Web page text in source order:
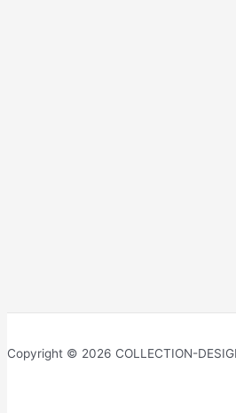
Copyright © 2026 COLLECTION-